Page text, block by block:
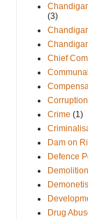
(3)
Chief
Corruption
Crime (1)
Dam on
Defence
Drug